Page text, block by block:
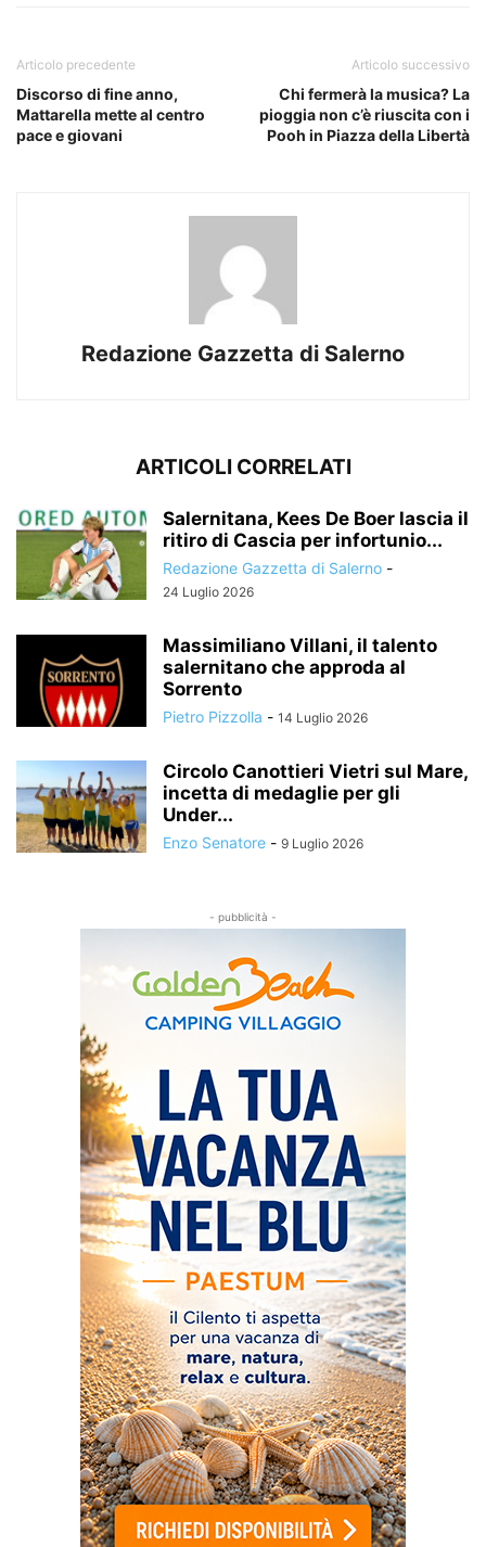
Articolo precedente
Discorso di fine anno,
Mattarella mette al centro
pace e giovani
Articolo successivo
Chi fermerà la musica? La
pioggia non c’è riuscita con i
Pooh in Piazza della Libertà
Redazione Gazzetta di Salerno
ARTICOLI CORRELATI
Salernitana, Kees De Boer lascia il
ritiro di Cascia per infortunio...
Redazione Gazzetta di Salerno -
24 Luglio 2026
Massimiliano Villani, il talento
salernitano che approda al
Sorrento
Pietro Pizzolla - 14 Luglio 2026
Circolo Canottieri Vietri sul Mare,
incetta di medaglie per gli
Under...
Enzo Senatore - 9 Luglio 2026
- pubblicità -